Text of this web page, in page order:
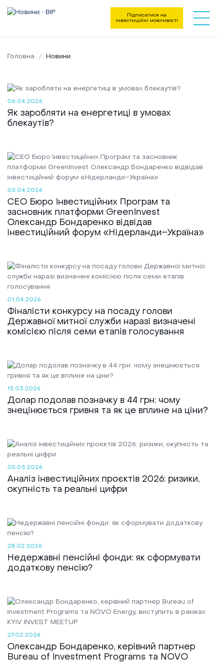
Напрямки діяльності
Реалізовані проекти
Підписатися на
інвестиційні можливості
Головна Новини
06.04.2026
Як заробляти на енергетиці в умовах
блекаутів?
03.04.2026
СЕО Бюро Інвестиційних Програм та
засновник платформи GreenInvest
Олександр Бондаренко відвідав
інвестиційний форум «Нідерланди–Україна»
01.04.2026
Фіналісти конкурсу на посаду голови
Державної митної служби наразі визначені
комісією після семи етапів голосування
13.03.2026
Долар подолав позначку в 44 грн: чому
знецінюється гривня та як це вплине на ціни?
05.03.2026
Аналіз інвестиційних проєктів 2026: ризики,
окупність та реальні цифри
28.02.2026
Недержавні пенсійні фонди: як сформувати
додаткову пенсію?
27.02.2026
Олександр Бондаренко, керівний партнер
Bureau of Investment Programs та NOVO